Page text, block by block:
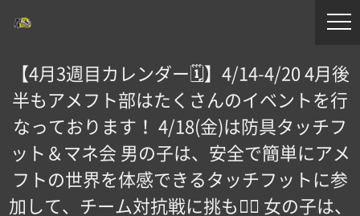
【4月3週目カレンダー🗓️】4/14-4/20 4月後
半もアメフト部はたくさんのイベントを行
なっております！ 4/18(金)は防具タッチフ
ット＆マネ会 男の子は、安全で簡単にアメ
フトの世界を体感できるタッチフットに参
加して、チーム対抗戦に挑もう🏻 女の子は、